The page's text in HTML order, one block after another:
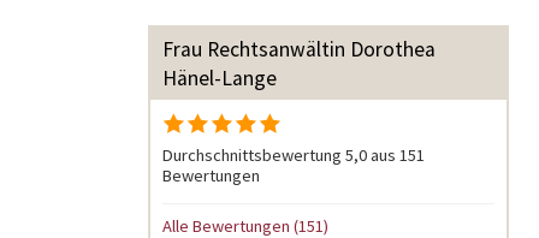
Frau Rechtsanwältin Dorothea
Hänel-Lange
Durchschnittsbewertung 5,0 aus 151
Bewertungen
Alle Bewertungen (151)